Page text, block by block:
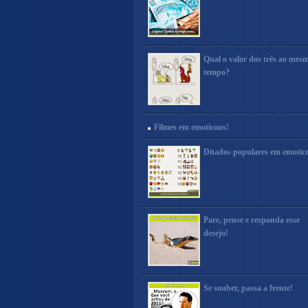
Qual o valor dos três ao
tempo?
Filmes em emoticons!
Ditados populares em
Pare, pense e responda esse
desejo!
Se souber, passa a frente!